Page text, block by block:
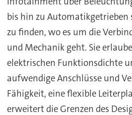
bis hin zu Automatikgetrieben
zu finden, wo es um die
und Mechanik geht. Sie
elektrischen Funktionsdichte
aufwendige Anschlüsse und
Fähigkeit, eine flexible
erweitert die Grenzen des